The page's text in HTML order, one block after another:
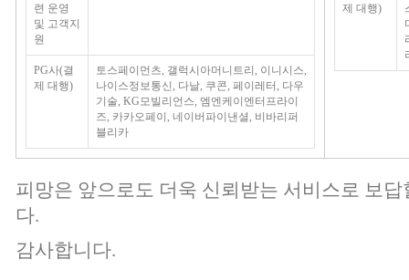
련 운영
및 고객지
원
PG사(결
제 대행)
토스페이먼츠, 갤럭시아머니트리, 이니시스,
나이스정보통신, 다날, 쿠콘, 페이레터, 다우
기술, KG모빌리언스, 엠엔케이엔터프라이
즈, 카카오페이, 네이버파이낸셜, 비바리퍼
블리카
제 대행)
피망은 앞으로도 더욱 신뢰받는 서비스로 보
다.
감사합니다.